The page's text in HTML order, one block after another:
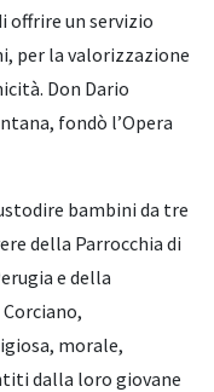
offrire un servizio
per la valorizzazione
Don Dario
fondò l’Opera
bambini da tre
della Parrocchia di
e della
morale,
dalla loro giovane